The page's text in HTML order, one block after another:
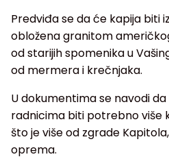
Predviđa se da će kapija biti
obložena granitom
od starijih spomenika u
od mermera i krečnjaka.
U dokumentima se navodi
radnicima biti potrebno više
što je više od zgrade
oprema.